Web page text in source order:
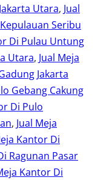
Utara, Jual
Seribu
Di Pulau Untung
Utara, Jual Meja
Jakarta
Gebang Cakung
Di Pulo
, Jual Meja
Kantor Di
Ragunan Pasar
Kantor Di